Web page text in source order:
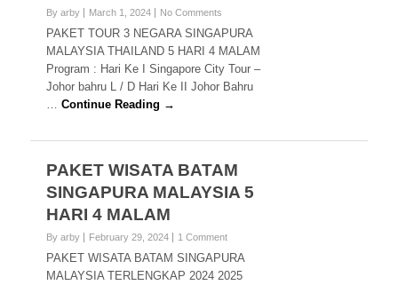
By arby March 1, 2024 No Comments
PAKET TOUR 3 NEGARA SINGAPURA
MALAYSIA THAILAND 5 HARI 4 MALAM
Program : Hari Ke I Singapore City Tour –
Johor bahru L / D Hari Ke II Johor Bahru
…Continue Reading →
PAKET WISATA BATAM
SINGAPURA MALAYSIA 5
HARI 4 MALAM
By arby February 29, 2024 1 Comment
PAKET WISATA BATAM SINGAPURA
MALAYSIA TERLENGKAP 2024 2025